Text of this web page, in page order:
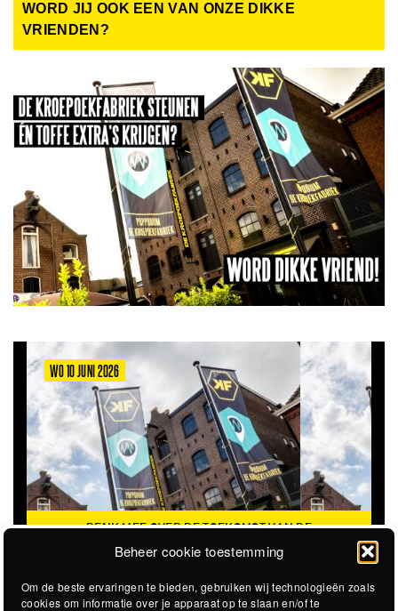
Beheer cookie toestemming
Om de beste ervaringen te bieden, gebruiken wij technologieën zoals
cookies om informatie over je apparaat op te slaan en/of te
WORD JIJ OOK EEN VAN ONZE DIKKE
VRIENDEN?
WO 10 JUNI 2026
DENK MEE OVER DE TOEKOMST VAN DE
KROEPOEKFABRIEK